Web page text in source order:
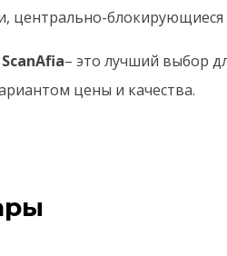
центрально-блокирующиеся
ScanAfia– это лучший выбор
цены и качества.